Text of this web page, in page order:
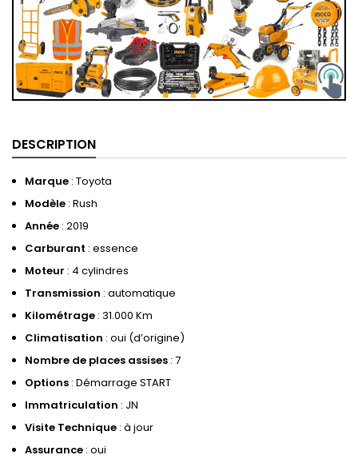
DESCRIPTION
Marque : Toyota
Modèle : Rush
Année : 2019
Carburant : essence
Moteur : 4 cylindres
Transmission : automatique
Kilométrage : 31.000 Km
Climatisation : oui (d’origine)
Nombre de places assises : 7
Options : Démarrage START
Immatriculation : JN
Visite Technique : à jour
Assurance : oui